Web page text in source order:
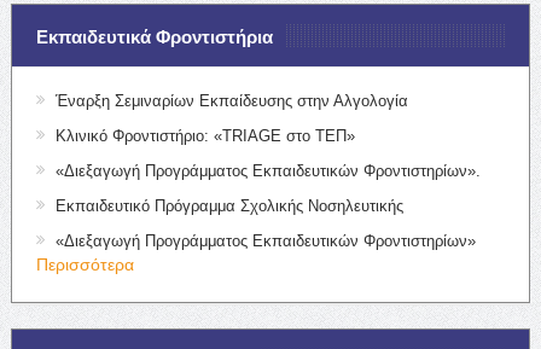
Εκπαιδευτικά Φροντιστήρια
Έναρξη Σεμιναρίων Εκπαίδευσης στην Αλγολογία
Κλινικό Φροντιστήριο: «TRIAGE στο ΤΕΠ»
«Διεξαγωγή Προγράμματος Εκπαιδευτικών Φροντιστηρίων».
Εκπαιδευτικό Πρόγραμμα Σχολικής Νοσηλευτικής
«Διεξαγωγή Προγράμματος Εκπαιδευτικών Φροντιστηρίων»
Περισσότερα